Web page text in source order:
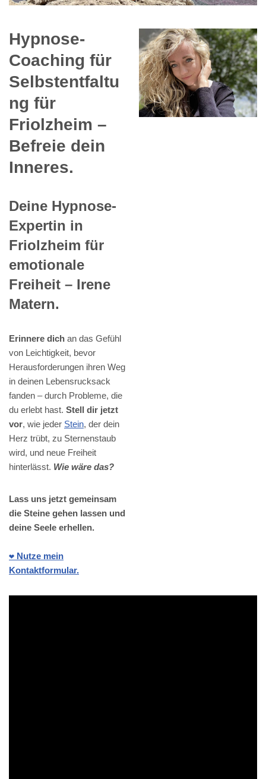
Hypnose-
Coaching für
Selbstentfaltu
ng für
Friolzheim –
Befreie dein
Inneres.
Deine Hypnose-
Expertin in
Friolzheim für
emotionale
Freiheit – Irene
Matern.
Erinnere dich an das Gefühl
von Leichtigkeit, bevor
Herausforderungen ihren Weg
in deinen Lebensrucksack
fanden – durch Probleme, die
du erlebt hast. Stell dir jetzt
vor, wie jeder Stein, der dein
Herz trübt, zu Sternenstaub
wird, und neue Freiheit
hinterlässt. Wie wäre das?
Lass uns jetzt gemeinsam
die Steine gehen lassen und
deine Seele erhellen.
❤️ Nutze mein
Kontaktformular.